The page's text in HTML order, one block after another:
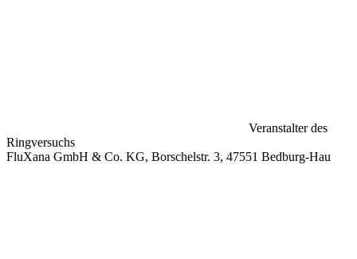
Veranstalter des
Ringversuchs
FluXana GmbH & Co. KG, Borschelstr. 3, 47551 Bedburg-Hau